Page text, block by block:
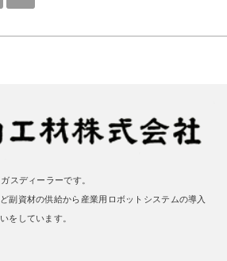
スディーラーです。
副資材の供給から産業用ロボットシステムの導入
をしています。